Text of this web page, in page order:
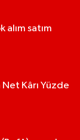
alım satım
Kârı Yüzde